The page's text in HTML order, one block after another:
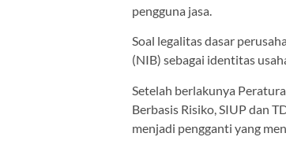
pengguna jasa.
Soal legalitas dasar
(NIB) sebagai identitas
Setelah berlakunya
Berbasis Risiko, SIUP dan
menjadi pengganti yang